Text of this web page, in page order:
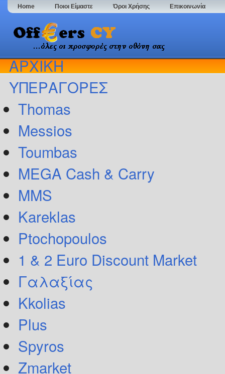
Home Ποιοι Είμαστε Όροι Χρήσης Επικοινωνία
ΑΡΧΙΚΗ
ΥΠΕΡΑΓΟΡΕΣ
Thomas
Messios
Toumbas
MEGA Cash & Carry
MMS
Kareklas
Ptochopoulos
1 & 2 Euro Discount Market
Γαλαξίας
Kkolias
Plus
Spyros
Zmarket